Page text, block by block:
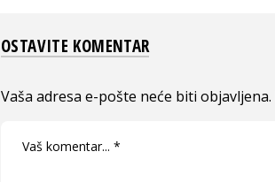
OSTAVITE KOMENTAR
Vaša adresa e-pošte neće biti objavljena.